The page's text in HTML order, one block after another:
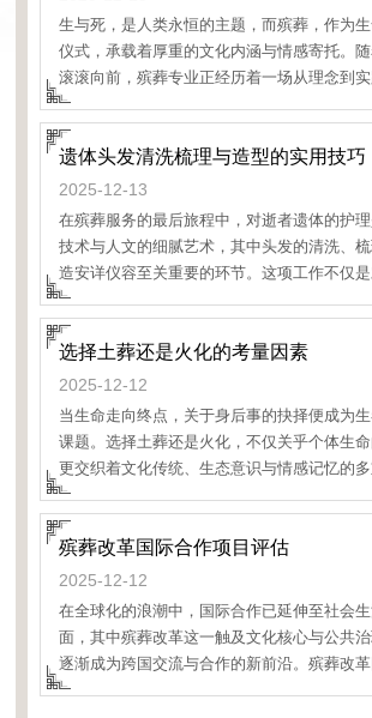
生与死，是人类永恒的主题，而殡葬，作为
仪式，承载着厚重的文化内涵与情感寄托。
滚滚向前，殡葬专业正经历着一场从理念到
革。传统殡葬与现代殡葬，如同一条河流的上
相连，又呈现出迥然不同的景观。对二者进行
仅关乎行业的未来发展，更
遗体头发清洗梳理与造型的实用技巧
2025-12-13
在殡葬服务的最后旅程中，对逝者遗体的护
技术与人文的细腻艺术，其中头发的清洗、
造安详仪容至关重要的环节。这项工作不仅
重，更是对生者的慰藉，它要求操作者兼具专
同理心，在静谧的操作中，还原生命最后的尊
选择土葬还是火化的考量因素
2025-12-12
当生命走向终点，关于身后事的抉择便成为
课题。选择土葬还是火化，不仅关乎个体生命
更交织着文化传统、生态意识与情感记忆的
决策既是对生命意义的终极诠释，也是留给生
殡葬改革国际合作项目评估
2025-12-12
在全球化的浪潮中，国际合作已延伸至社会
面，其中殡葬改革这一触及文化核心与公共
逐渐成为跨国交流与合作的新前沿。殡葬改
评估，不仅是对资金使用与活动执行的简单衡